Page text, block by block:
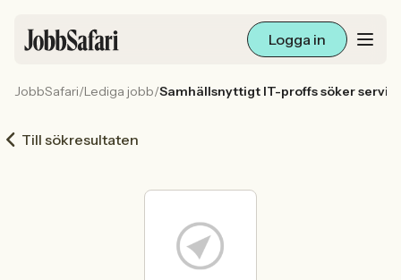
Logga in
Arbetsliv och karriär
För arbetsgivare
JobbSafari/Lediga jobb/Samhällsnyttigt IT-proffs söker
Till sökresultaten